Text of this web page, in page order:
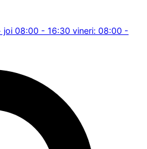
joi 08:00 - 16:30 vineri: 08:00 -